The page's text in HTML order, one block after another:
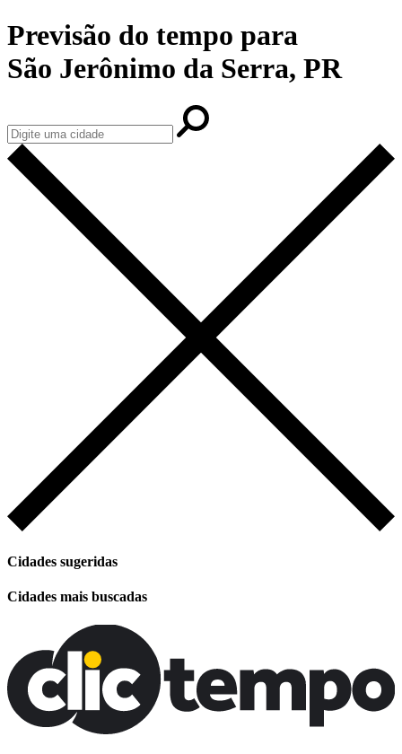
Previsão do tempo para
São Jerônimo da Serra, PR
Cidades sugeridas
Cidades mais buscadas